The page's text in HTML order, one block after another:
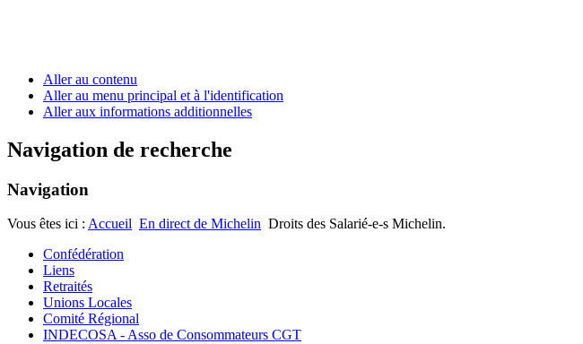
Aller au contenu
Aller au menu principal et à l'identification
Aller aux informations additionnelles
Navigation de recherche
Navigation
Vous êtes ici : Accueil En direct de Michelin Droits des Salarié-e-s Michelin.
Confédération
Liens
Retraités
Unions Locales
Comité Régional
INDECOSA - Asso de Consommateurs CGT